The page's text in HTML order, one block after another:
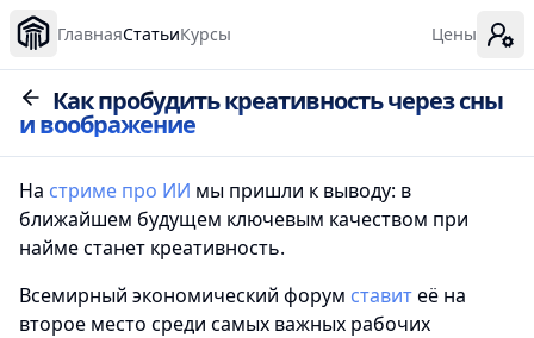
ГлавнаяСтатьиКурсы Цены
Как пробудить креативность через сны
и воображение
На стриме про ИИ мы пришли к выводу: в
ближайшем будущем ключевым качеством при
найме станет креативность.
Всемирный экономический форум ставитеё на
второе место среди самых важных рабочих